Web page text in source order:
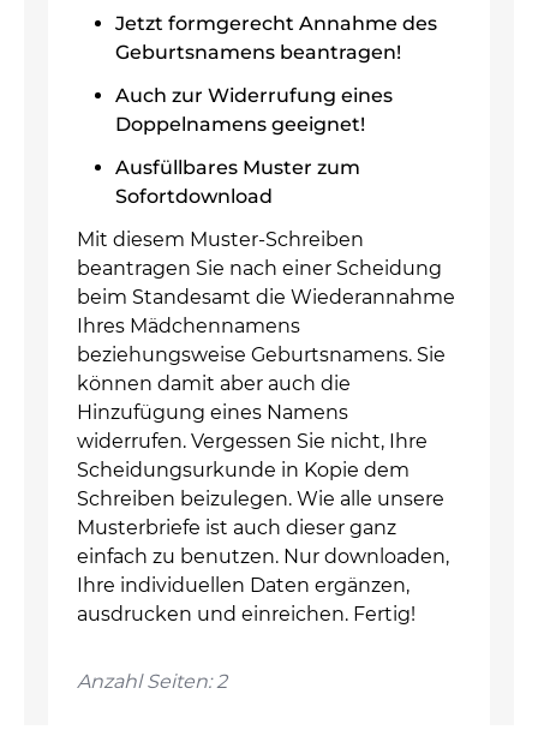
Jetzt formgerecht Annahme des
Geburtsnamens beantragen!
Auch zur Widerrufung eines
Doppelnamens geeignet!
Ausfüllbares Muster zum
Sofortdownload
Mit diesem Muster-Schreiben
beantragen Sie nach einer Scheidung
beim Standesamt die Wiederannahme
Ihres Mädchennamens
beziehungsweise Geburtsnamens. Sie
können damit aber auch die
Hinzufügung eines Namens
widerrufen. Vergessen Sie nicht, Ihre
Scheidungsurkunde in Kopie dem
Schreiben beizulegen. Wie alle unsere
Musterbriefe ist auch dieser ganz
einfach zu benutzen. Nur downloaden,
Ihre individuellen Daten ergänzen,
ausdrucken und einreichen. Fertig!
Anzahl Seiten: 2